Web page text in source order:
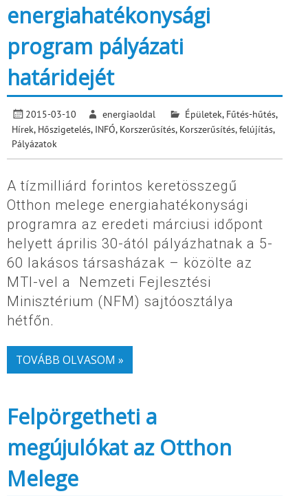
energiahatékonysági
program pályázati
határidejét
2015-03-10 energiaoldal Épületek, Fűtés-hűtés,
Hírek, Hőszigetelés, INFÓ, Korszerűsítés, Korszerűsítés, felújítás,
Pályázatok
A tízmilliárd forintos keretösszegű
Otthon melege energiahatékonysági
programra az eredeti márciusi időpont
helyett április 30-ától pályázhatnak a 5-
60 lakásos társasházak – közölte az
MTI-vel a Nemzeti Fejlesztési
Minisztérium (NFM) sajtóosztálya
hétfőn.
TOVÁBB OLVASOM »
Felpörgetheti a
megújulókat az Otthon
Melege